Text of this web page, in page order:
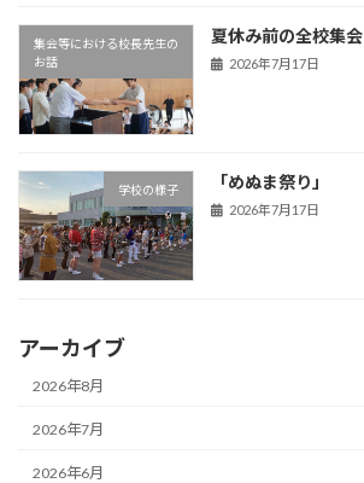
集会等における校長先生の
お話
夏休み前の全校集会
2026年7月17日
学校の様子 「めぬま祭り」
2026年7月17日
アーカイブ
2026年8月
2026年7月
2026年6月